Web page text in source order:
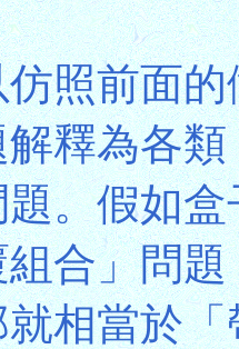
照前面
釋為各
。假如
合」問
相當於